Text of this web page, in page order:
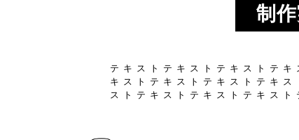
制
テ キ ス ト テ キ ス ト テ キ ス ト テ キ
キ ス ト テ キ ス ト テ キ ス ト テ キ ス
ス ト テ キ ス ト テ キ ス ト テ キ ス ト